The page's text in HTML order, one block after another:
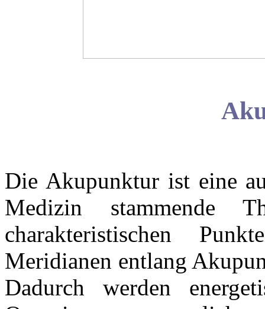
Die Akupunktur ist eine
Medizin stammende
charakteristischen
Meridianen entlang
Dadurch werden